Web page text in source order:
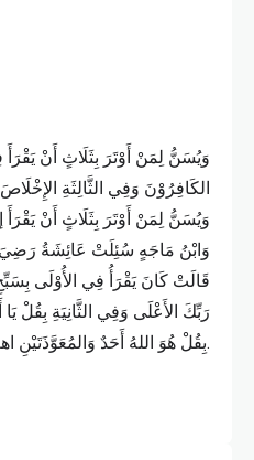
وَيُسَنُّ لِمَنْ أَوْتَرَ بِثَلَاثٍ أَنْ يَقْرَأَ
الكَافِرُوْنَ وَفِي الثَّالِثَةِ
وَيُسَنُّ لِمَنْ أَوْتَرَ بِثَلَاثٍ أَنْ يَقْرَأَ
وَابْنُ مَاجَهٍ سُئِلَتْ عَائِشَةُ رَضِيَ
رَبِّكَ الأَعْلَى وَفِي الثَّانِيَةِ بِقُلْ يَا
بِقُلْ هُوَ اللهُ أَحَدٌ وَالمُعَوَّذَتَيْنِ اهـ (إِعَانَةِ الطَّالِبِيْنَ, 1/250).